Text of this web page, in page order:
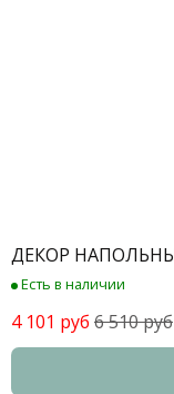
ДЕКОР
Есть в наличии
4 101 руб 6 510 руб